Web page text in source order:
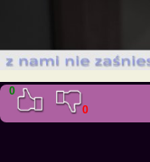
0
0